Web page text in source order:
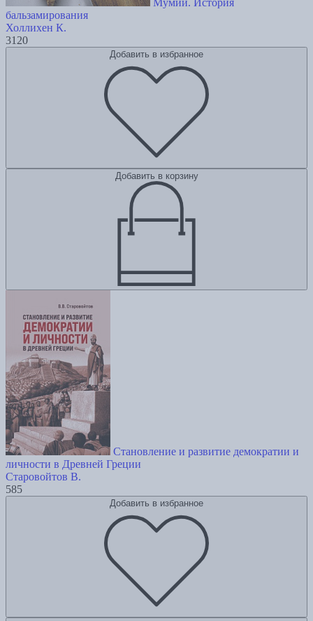
Мумии. История
бальзамирования
Холлихен К.
3120
Добавить в избранное
Добавить в корзину
Становление и развитие демократии и
личности в Древней Греции
Старовойтов В.
585
Добавить в избранное